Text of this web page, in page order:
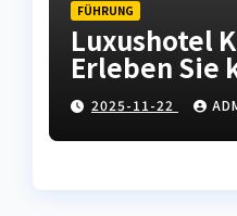
FÜHRUNG
Luxushotel
Erleben Sie
Komfort in
2025-11-22